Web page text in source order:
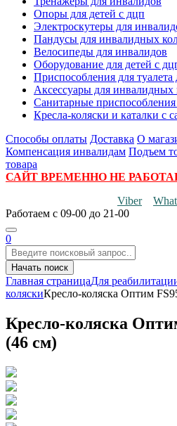
Опоры для детей с дцп
Электроскутеры для
Пандусы для инвалидных
Велосипеды для инвалидов
Оборудование для детей с
Приспособления для туалета
Аксессуары для инвалидных
Санитарные
Кресла-коляски и каталки с
Способы оплаты Доставка О
Компенсация инвалидам Подъем
товара
САЙТ ВРЕМЕННО НЕ
Viber
Работаем с 09-00 до 21-00
0
Начать поиск
Главная страницаДля
коляскиКресло-коляска Оптим
Кресло-коляска
(46 см)